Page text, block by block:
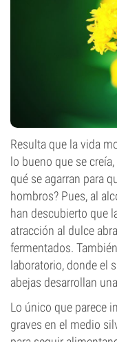
Resulta que la vida
lo bueno que se
qué se agarran para
hombros? Pues, al
han descubierto que
atracción al dulce
fermentados.
laboratorio, donde el
abejas desarrollan
Lo único que parece
graves en el medio